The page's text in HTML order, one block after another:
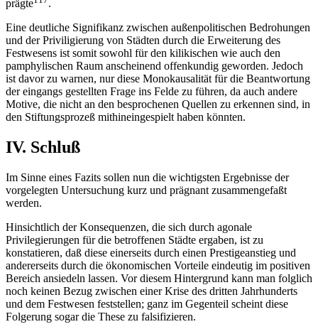
prägte
.
Eine deutliche Signifikanz zwischen außenpolitischen Bedrohungen
und der Priviligierung von Städten durch die Erweiterung des
Festwesens ist somit sowohl für den kilikischen wie auch den
pamphylischen Raum anscheinend offenkundig geworden. Jedoch
ist davor zu warnen, nur diese Monokausalität für die Beantwortung
der eingangs gestellten Frage ins Felde zu führen, da auch andere
Motive, die nicht an den besprochenen Quellen zu erkennen sind, in
den Stiftungsprozeß mithineingespielt haben könnten.
IV. Schluß
Im Sinne eines Fazits sollen nun die wichtigsten Ergebnisse der
vorgelegten Untersuchung kurz und prägnant zusammengefaßt
werden.
Hinsichtlich der Konsequenzen, die sich durch agonale
Privilegierungen für die betroffenen Städte ergaben, ist zu
konstatieren, daß diese einerseits durch einen Prestigeanstieg und
andererseits durch die ökonomischen Vorteile eindeutig im positiven
Bereich ansiedeln lassen. Vor diesem Hintergrund kann man folglich
noch keinen Bezug zwischen einer Krise des dritten Jahrhunderts
und dem Festwesen feststellen; ganz im Gegenteil scheint diese
Folgerung sogar die These zu falsifizieren.